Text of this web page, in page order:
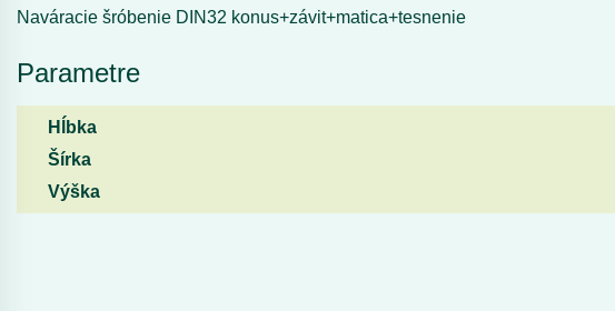
Naváracie šróbenie DIN32 konus+závit+matica+tesnenie
Parametre
Hĺbka
Šírka
Výška